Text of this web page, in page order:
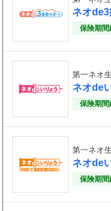
ネオde3
保険期間
第一ネオ
ネオde
保険期間
第一ネオ
ネオde
保険期間